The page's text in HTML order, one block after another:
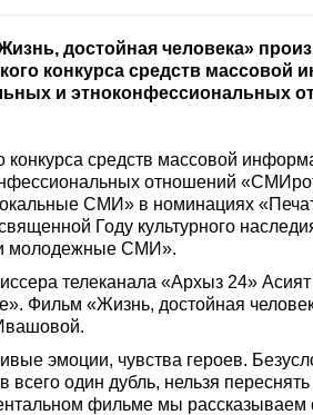
человека»
конкурса средств массовой
и этноконфессиональных
конкурса средств массовой
отношений
СМИ» в номинациях
Году культурного
молодежные СМИ».
телеканала «Архыз 24»
Фильм «Жизнь, достойная
эмоции, чувства героев.
всего один дубль, нельзя
фильме мы рассказываем